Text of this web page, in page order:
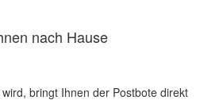
nach Hause
bringt Ihnen der Postbote direkt